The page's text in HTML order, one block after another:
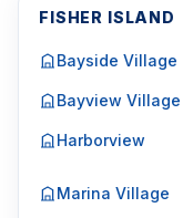
FISHER ISLAND
Bayside Village
Bayview Village
Harborview
Marina Village